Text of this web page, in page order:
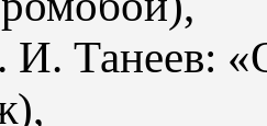
Танеев: